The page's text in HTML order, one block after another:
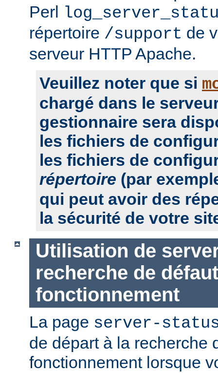
Perl
répertoire /support de
serveur HTTP Apache.
Veuillez noter que si
chargé dans le
gestionnaire sera
les fichiers de
les fichiers de
répertoire (par
qui peut avoir des
la sécurité de votre
Utilisation de
recherche de
fonctionnement
La page server-
de départ à la recherche
fonctionnement lorsque